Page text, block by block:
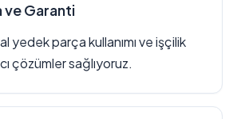
ve Garanti
yedek parça kullanımı ve işçilik
çözümler sağlıyoruz.